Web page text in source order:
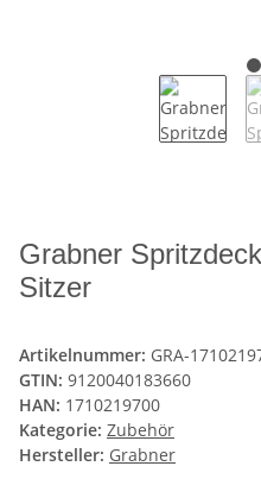
Grabner
Sitzer
Artikelnummer: GRA-
GTIN: 9120040183660
HAN: 1710219700
Kategorie: Zubehör
Hersteller: Grabner